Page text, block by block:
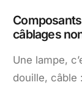
câblages
Une lampe,
douille, câble